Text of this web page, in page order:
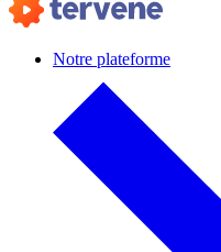
Notre plateforme